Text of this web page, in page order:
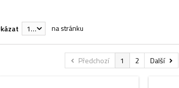
12 na stránku
Předchozí 1 2 Další